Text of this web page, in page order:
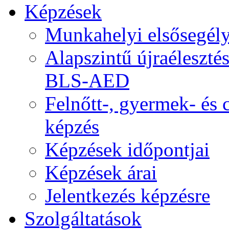
Képzések
Munkahelyi
Alapszintű
BLS-AED
Felnőtt-, gyermek- és
képzés
Képzések időpontjai
Képzések árai
Jelentkezés képzésre
Szolgáltatások